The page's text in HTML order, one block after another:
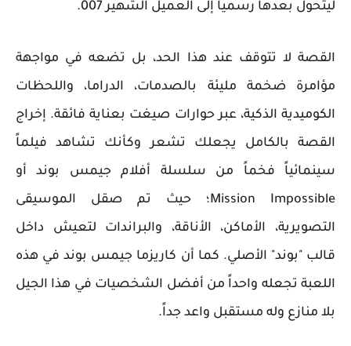
ليتحول بعدها رسمياً إلى العميل الشهير 007.
القصة لا تتوقف عند هذا الحد، بل تضعه في مواجهة
مؤامرة ضخمة مليئة بالصدمات، الدراما، واللحظات
الكوميدية الذكية، عبر حوارات صيغت بعناية فائقة. إخراج
القصة بالكامل يجعلك تشعر وكأنك تشاهد فيلماً
سينمائياً فخماً من سلسلة أفلام جيمس بوند أو
Mission Impossible؛ حيث تم صقل الموسيقى
التصويرية، الأماكن، الأناقة، والبراندات لتعيش داخل
قالب "بوند" الأصلي. كما أن كاريزما جيمس بوند في هذه
اللعبة تجعله واحداً من أفضل الشخصيات في هذا الجيل
بلا منازع وله مستقبل واعد جداً.